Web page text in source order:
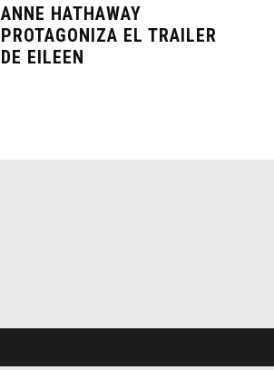
ANNE HATHAWAY
PROTAGONIZA EL TRAILER
DE EILEEN